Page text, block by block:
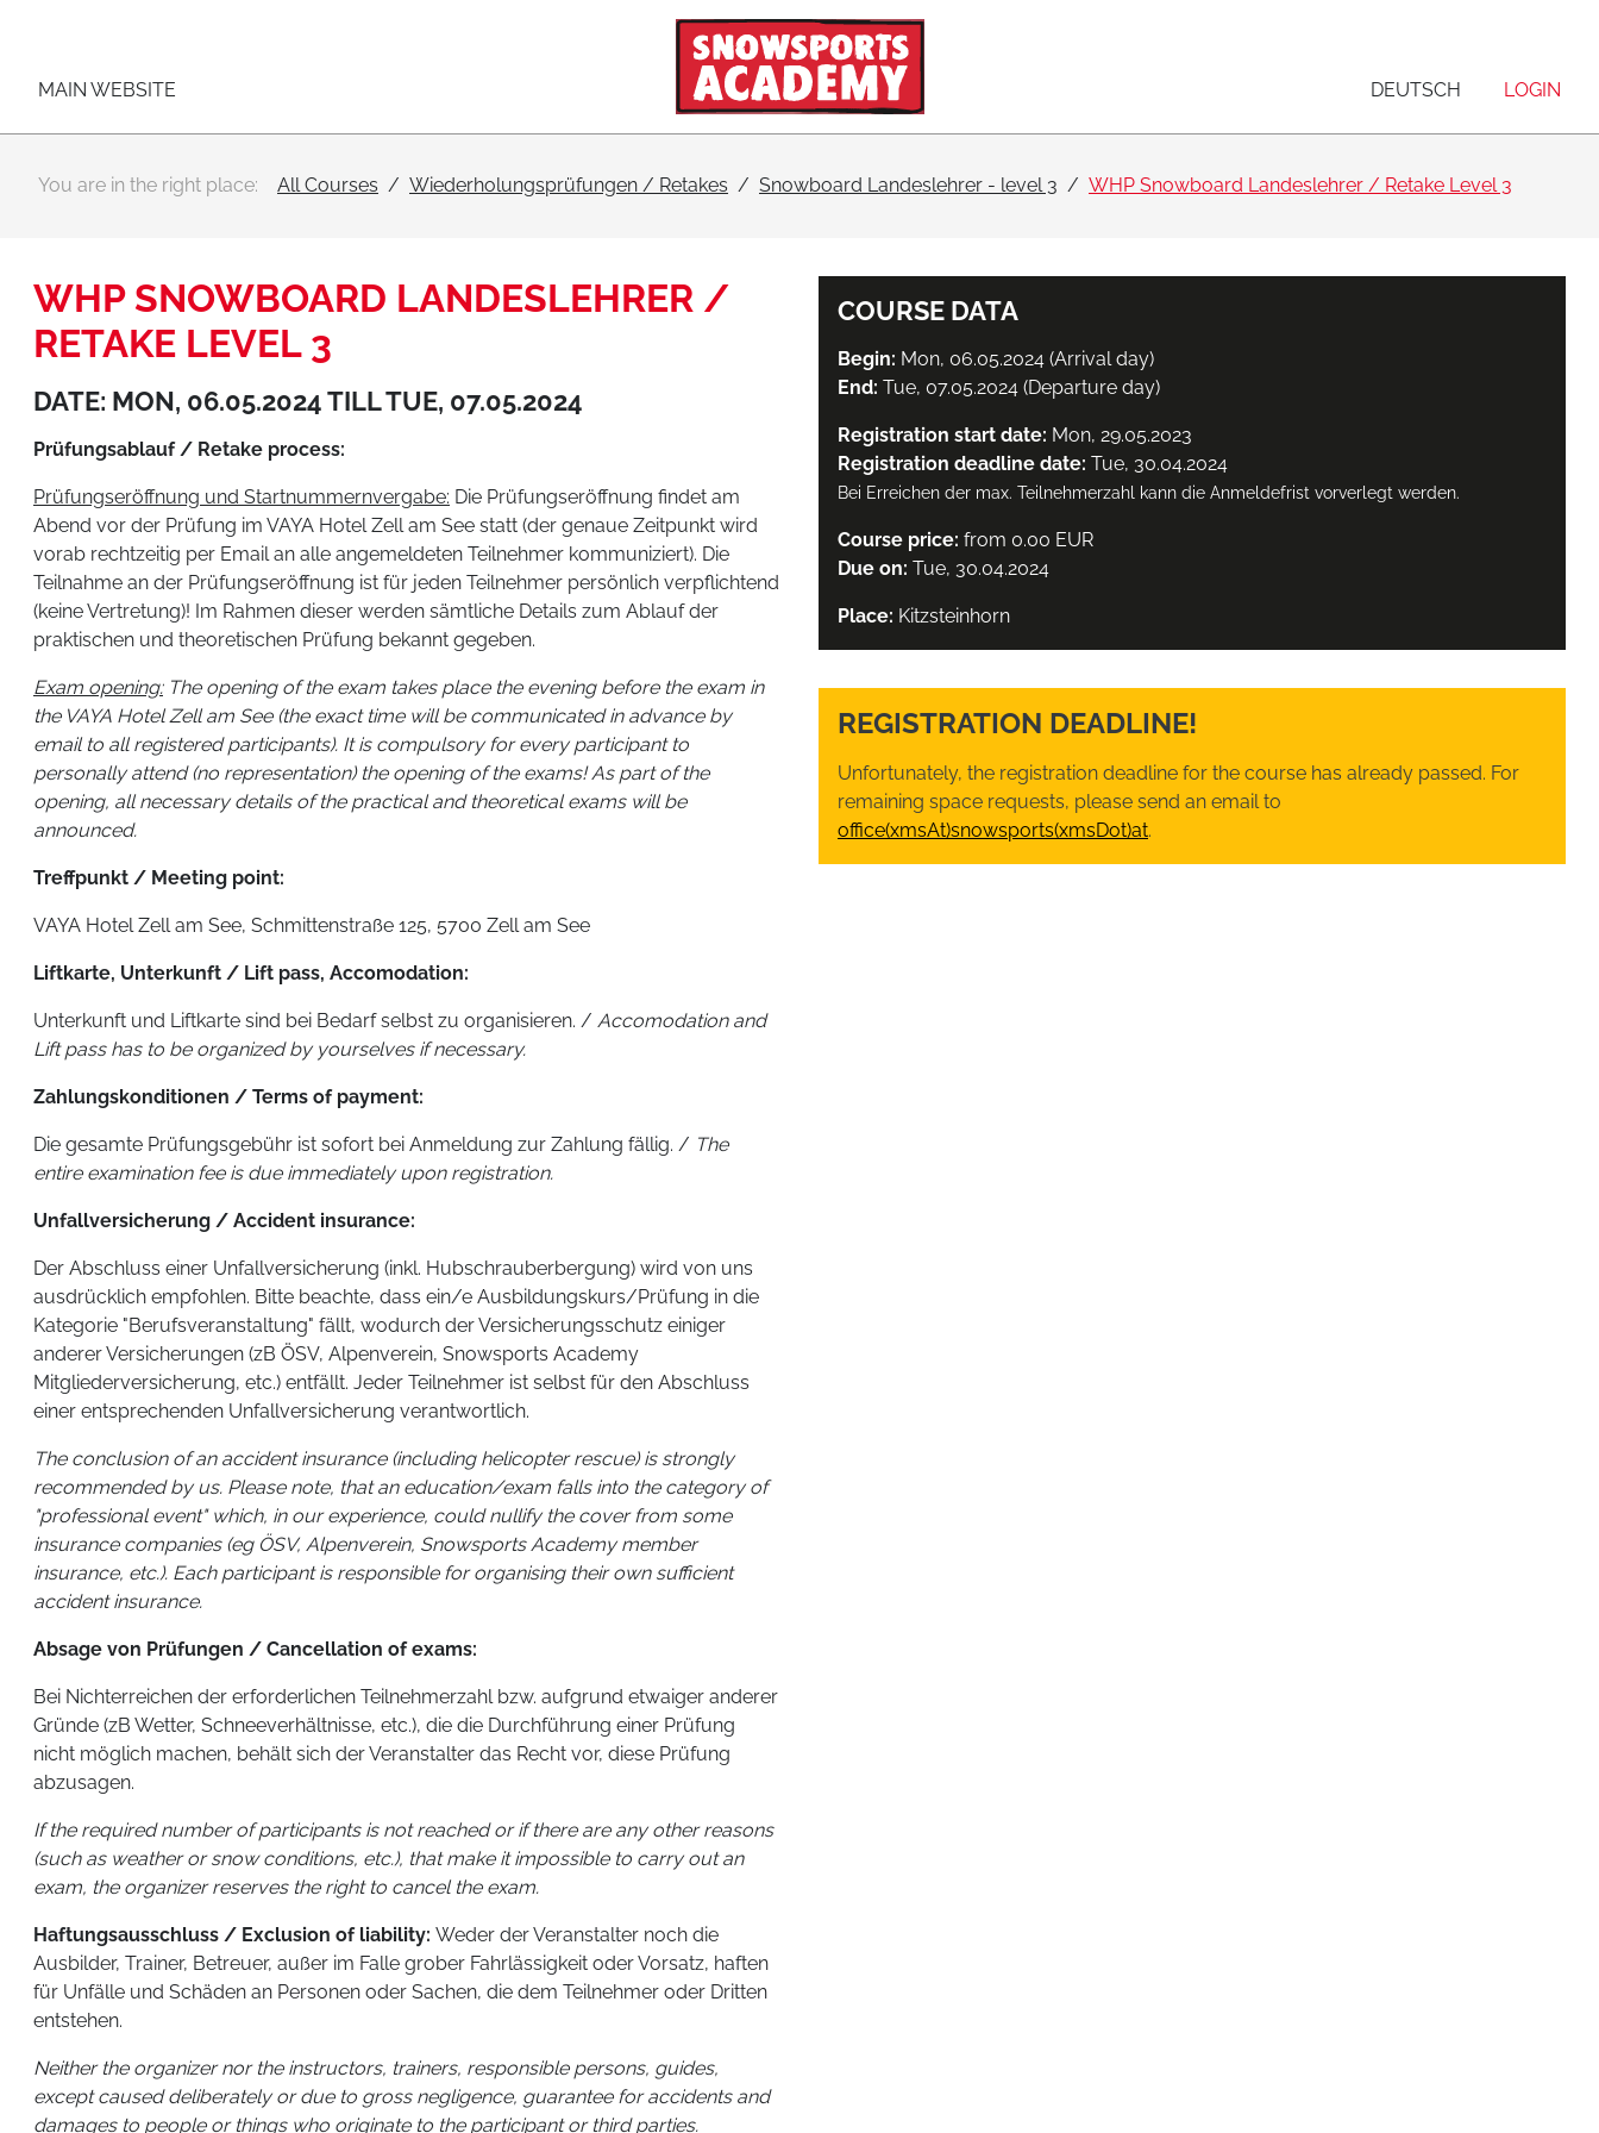
MAIN WEBSITE DEUTSCH LOGIN
You are in the right place: All Courses Wiederholungsprüfungen / Retakes Snowboard Landeslehrer - level 3 WHP Snowboard Landeslehrer / Retake Level 3
WHP SNOWBOARD LANDESLEHRER /
RETAKE LEVEL 3
DATE: MON, 06.05.2024 TILL TUE, 07.05.2024
Prüfungsablauf / Retake process:
Prüfungseröffnung und Startnummernvergabe: Die Prüfungseröffnung findet am
Abend vor der Prüfung im VAYA Hotel Zell am See statt (der genaue Zeitpunkt wird
vorab rechtzeitig per Email an alle angemeldeten Teilnehmer kommuniziert). Die
Teilnahme an der Prüfungseröffnung ist für jeden Teilnehmer persönlich verpflichtend
(keine Vertretung)! Im Rahmen dieser werden sämtliche Details zum Ablauf der
praktischen und theoretischen Prüfung bekannt gegeben.
Exam opening:The opening of the exam takes place the evening before the exam in
the VAYA Hotel Zell am See (the exact time will be communicated in advance by
email to all registered participants). It is compulsory for every participant to
personally attend (no representation) the opening of the exams! As part of the
opening, all necessary details of the practical and theoretical exams will be
announced.
Treffpunkt / Meeting point:
VAYA Hotel Zell am See, Schmittenstraße 125, 5700 Zell am See
Liftkarte, Unterkunft / Lift pass, Accomodation:
Unterkunft und Liftkarte sind bei Bedarf selbst zu organisieren. / Accomodation and
Lift pass has to be organized by yourselves if necessary.
Zahlungskonditionen / Terms of payment:
Die gesamte Prüfungsgebühr ist sofort bei Anmeldung zur Zahlung fällig. / The
entire examination fee is due immediately upon registration.
Unfallversicherung / Accident insurance:
Der Abschluss einer Unfallversicherung (inkl. Hubschrauberbergung) wird von uns
ausdrücklich empfohlen. Bitte beachte, dass ein/e Ausbildungskurs/Prüfung in die
Kategorie "Berufsveranstaltung" fällt, wodurch der Versicherungsschutz einiger
anderer Versicherungen (zB ÖSV, Alpenverein, Snowsports Academy
Mitgliederversicherung, etc.) entfällt. Jeder Teilnehmer ist selbst für den Abschluss
einer entsprechenden Unfallversicherung verantwortlich.
The conclusion of an accident insurance (including helicopter rescue) is strongly
recommended by us. Please note, that an education/exam falls into the category of
"professional event" which, in our experience, could nullify the cover from some
insurance companies (eg ÖSV, Alpenverein, Snowsports Academy member
insurance, etc.). Each participant is responsible for organising their own sufficient
accident insurance.
Absage von Prüfungen / Cancellation of exams:
Bei Nichterreichen der erforderlichen Teilnehmerzahl bzw. aufgrund etwaiger anderer
Gründe (zB Wetter, Schneeverhältnisse, etc.), die die Durchführung einer Prüfung
nicht möglich machen, behält sich der Veranstalter das Recht vor, diese Prüfung
abzusagen.
If the required number of participants is not reached or if there are any other reasons
(such as weather or snow conditions, etc.), that make it impossible to carry out an
exam, the organizer reserves the right to cancel the exam.
Haftungsausschluss / Exclusion of liability: Weder der Veranstalter noch die
Ausbilder, Trainer, Betreuer, außer im Falle grober Fahrlässigkeit oder Vorsatz, haften
für Unfälle und Schäden an Personen oder Sachen, die dem Teilnehmer oder Dritten
entstehen.
Neither the organizer nor the instructors, trainers, responsible persons, guides,
except caused deliberately or due to gross negligence, guarantee for accidents and
damages to people or things who originate to the participant or third parties.
COURSE DATA
Begin: Mon, 06.05.2024 (Arrival day)
End: Tue, 07.05.2024 (Departure day)
Registration start date: Mon, 29.05.2023
Registration deadline date: Tue, 30.04.2024
Bei Erreichen der max. Teilnehmerzahl kann die Anmeldefrist vorverlegt werden.
Course price: from 0.00 EUR
Due on: Tue, 30.04.2024
Place: Kitzsteinhorn
REGISTRATION DEADLINE!
Unfortunately, the registration deadline for the course has already passed. For
remaining space requests, please send an email to
office(xmsAt)snowsports(xmsDot)at.